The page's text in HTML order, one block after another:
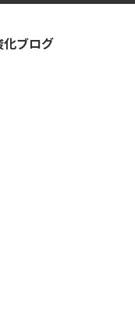
化ブログ